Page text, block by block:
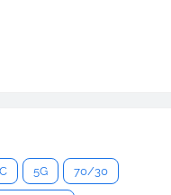
5G 70/30